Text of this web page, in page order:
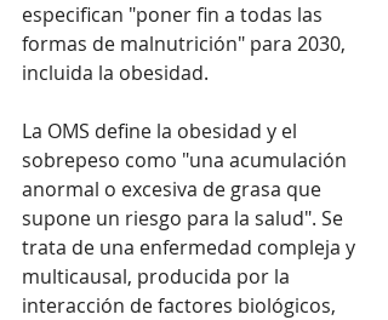
especifican "poner fin a todas las
formas de malnutrición" para 2030,
incluida la obesidad.
La OMS define la obesidad y el
sobrepeso como "una acumulación
anormal o excesiva de grasa que
supone un riesgo para la salud". Se
trata de una enfermedad compleja y
multicausal, producida por la
interacción de factores biológicos,